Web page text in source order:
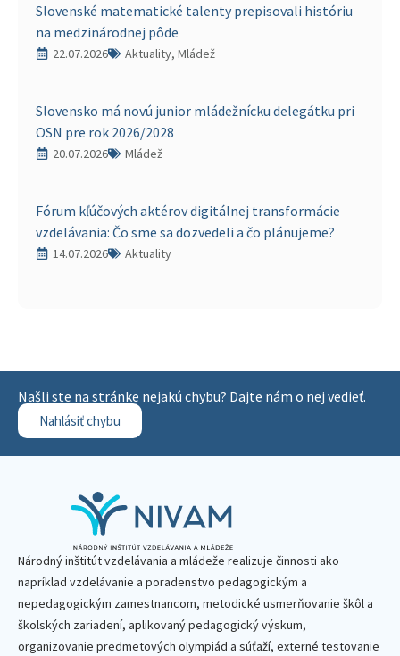
Slovenské matematické talenty prepisovali históriu
na medzinárodnej pôde
22.07.2026 Aktuality, Mládež
Slovensko má novú junior mládežnícku delegátku pri
OSN pre rok 2026/2028
20.07.2026 Mládež
Fórum kľúčových aktérov digitálnej transformácie
vzdelávania: Čo sme sa dozvedeli a čo plánujeme?
14.07.2026 Aktuality
Našli ste na stránke nejakú chybu? Dajte nám o nej vedieť.
Nahlásiť chybu
Národný inštitút vzdelávania a mládeže realizuje činnosti ako
napríklad vzdelávanie a poradenstvo pedagogickým a
nepedagogickým zamestnancom, metodické usmerňovanie škôl a
školských zariadení, aplikovaný pedagogický výskum,
organizovanie predmetových olympiád a súťaží, externé testovanie